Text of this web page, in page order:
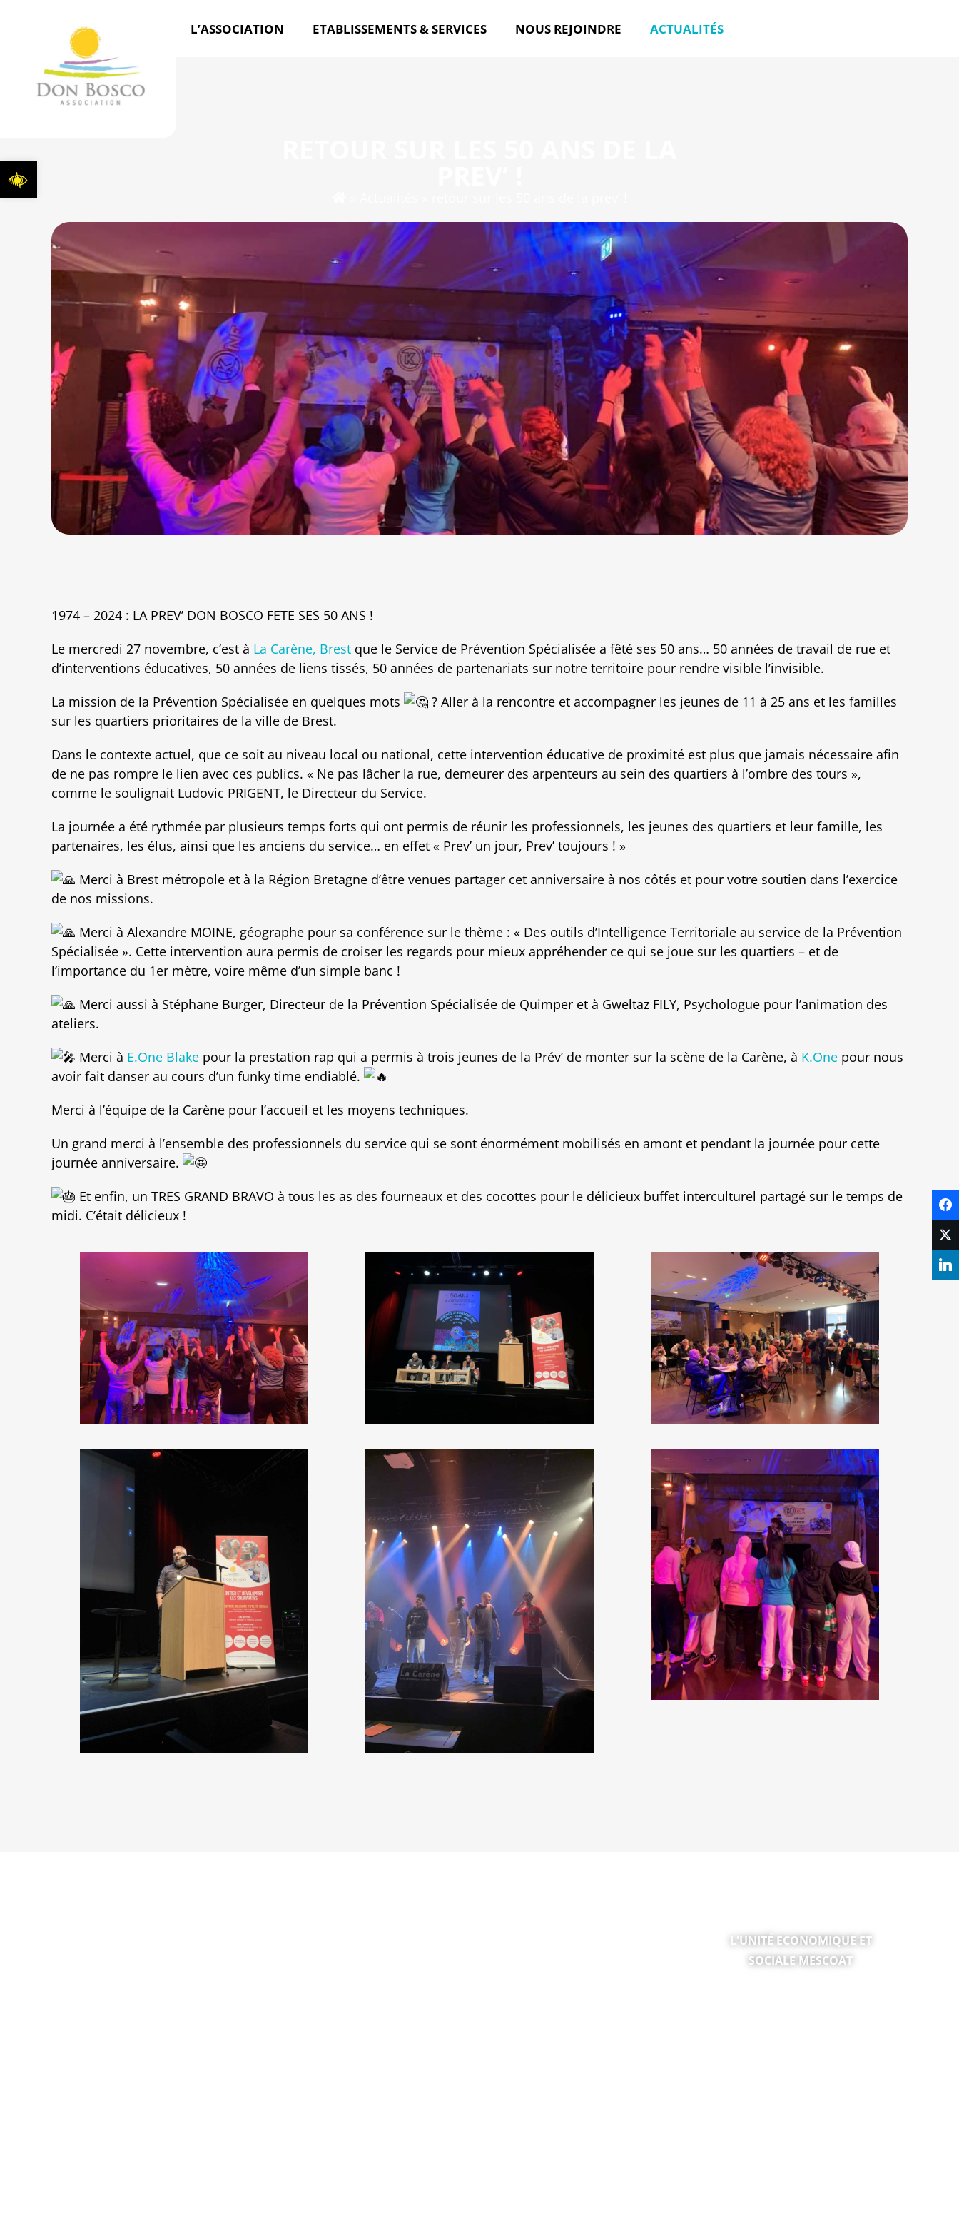
Ouvrir la barre d’outils
L’ASSOCIATION ETABLISSEMENTS & SERVICES NOUS REJOINDRE ACTUALITÉS
1974 – 2024 : LA PREV’ DON BOSCO FETE SES 50 ANS !
Le mercredi 27 novembre, c’est à La Carène, Brest que le Service de Prévention Spécialisée a fêté ses 50 ans… 50 années de travail de rue et
d’interventions éducatives, 50 années de liens tissés, 50 années de partenariats sur notre territoire pour rendre visible l’invisible.
La mission de la Prévention Spécialisée en quelques mots
? Aller à la rencontre et accompagner les jeunes de 11 à 25 ans et les familles
sur les quartiers prioritaires de la ville de Brest.
Dans le contexte actuel, que ce soit au niveau local ou national, cette intervention éducative de proximité est plus que jamais nécessaire afin
de ne pas rompre le lien avec ces publics. « Ne pas lâcher la rue, demeurer des arpenteurs au sein des quartiers à l’ombre des tours »,
comme le soulignait Ludovic PRIGENT, le Directeur du Service.
La journée a été rythmée par plusieurs temps forts qui ont permis de réunir les professionnels, les jeunes des quartiers et leur famille, les
partenaires, les élus, ainsi que les anciens du service… en effet « Prev’ un jour, Prev’ toujours ! »
Merci à Brest métropole et à la Région Bretagne d’être venues partager cet anniversaire à nos côtés et pour votre soutien dans l’exercice
de nos missions.
Merci à Alexandre MOINE, géographe pour sa conférence sur le thème : « Des outils d’Intelligence Territoriale au service de la Prévention
Spécialisée ». Cette intervention aura permis de croiser les regards pour mieux appréhender ce qui se joue sur les quartiers – et de
l’importance du 1er mètre, voire même d’un simple banc !
Merci aussi à Stéphane Burger, Directeur de la Prévention Spécialisée de Quimper et à Gweltaz FILY, Psychologue pour l’animation des
ateliers.
Merci à E.One Blake pour la prestation rap qui a permis à trois jeunes de la Prév’ de monter sur la scène de la Carène, à K.One pour nous
avoir fait danser au cours d’un funky time endiablé.
Merci à l’équipe de la Carène pour l’accueil et les moyens techniques.
Un grand merci à l’ensemble des professionnels du service qui se sont énormément mobilisés en amont et pendant la journée pour cette
journée anniversaire.
Et enfin, un TRES GRAND BRAVO à tous les as des fourneaux et des cocottes pour le délicieux buffet interculturel partagé sur le temps de
midi. C’était délicieux !
L'UNITÉ ECONOMIQUE ET
SOCIALE MESCOAT